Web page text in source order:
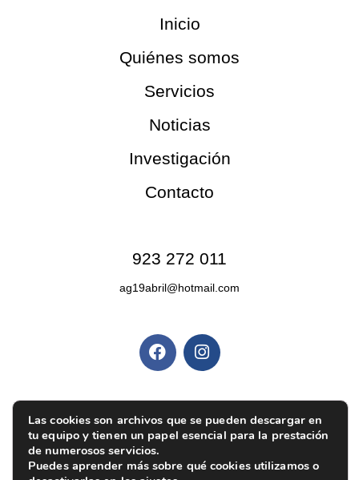
Inicio
Quiénes somos
Servicios
Noticias
Investigación
Contacto
923 272 011
ag19abril@hotmail.com
Política de privacidad|Aviso legal|Política de
cookies |Ajustes de cookies
Las cookies son archivos que se pueden descargar en
tu equipo y tienen un papel esencial para la prestación
de numerosos servicios.
Puedes aprender más sobre qué cookies utilizamos o